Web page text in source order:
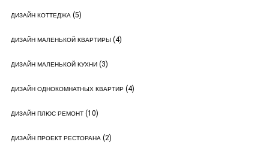
ДИЗАЙН КОТТЕДЖА(5)
ДИЗАЙН МАЛЕНЬКОЙ КВАРТИРЫ (4)
ДИЗАЙН МАЛЕНЬКОЙ КУХНИ(3)
ДИЗАЙН ОДНОКОМНАТНЫХ КВАРТИР(4)
ДИЗАЙН ПЛЮС РЕМОНТ(10)
ДИЗАЙН ПРОЕКТ РЕСТОРАНА(2)